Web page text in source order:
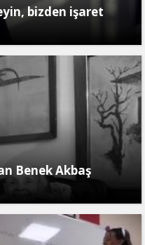
bizden işaret
Benek Akbaş